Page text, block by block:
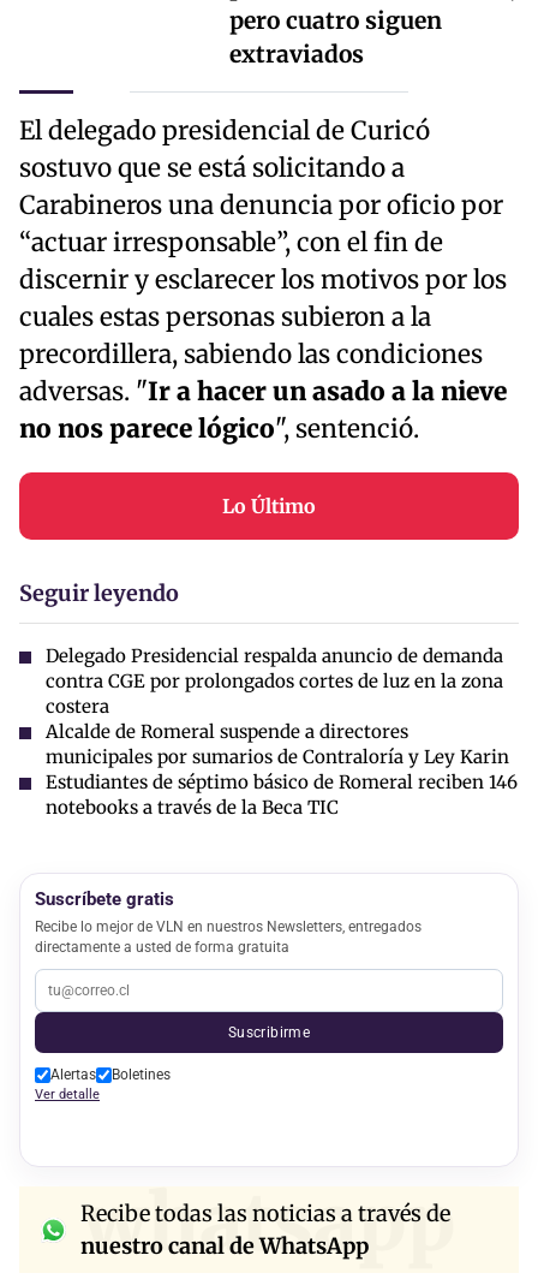
pero cuatro siguen
extraviados
El delegado presidencial de Curicó
sostuvo que se está solicitando a
Carabineros una denuncia por oficio por
“actuar irresponsable”, con el fin de
discernir y esclarecer los motivos por los
cuales estas personas subieron a la
precordillera, sabiendo las condiciones
adversas. "Ir a hacer un asado a la nieve
no nos parece lógico", sentenció.
Lo Último
Seguir leyendo
Delegado Presidencial respalda anuncio de demanda
contra CGE por prolongados cortes de luz en la zona
costera
Alcalde de Romeral suspende a directores
municipales por sumarios de Contraloría y Ley Karin
Estudiantes de séptimo básico de Romeral reciben 146
notebooks a través de la Beca TIC
Suscríbete gratis
Recibe lo mejor de VLN en nuestros Newsletters, entregados
directamente a usted de forma gratuita
Suscribirme
Alertas Boletines
Ver detalle
whatsapp
Recibe todas las noticias a través de
nuestro canal de WhatsApp